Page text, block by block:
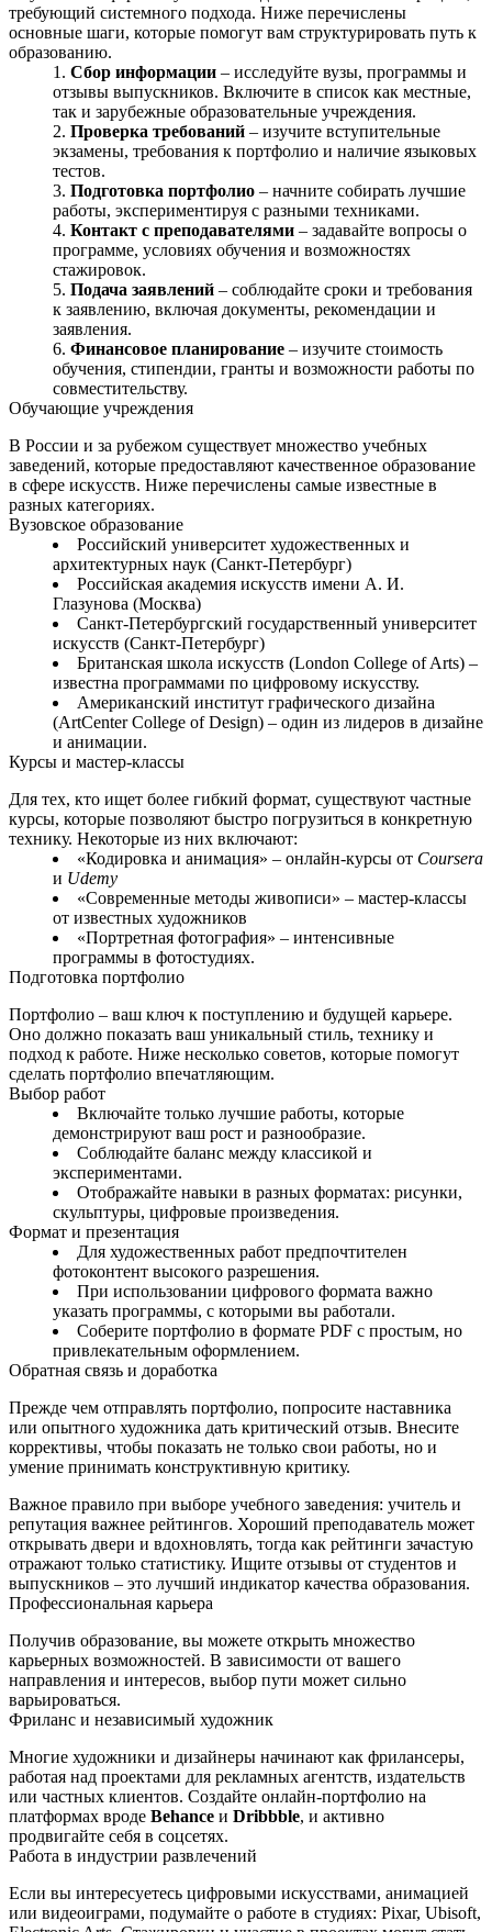
требующий системного подхода. Ниже перечислены
основные шаги, которые помогут вам структурировать путь к
образованию.
Сбор информации – исследуйте вузы, программы и
отзывы выпускников. Включите в список как местные,
так и зарубежные образовательные учреждения.
Проверка требований – изучите вступительные
экзамены, требования к портфолио и наличие языковых
тестов.
Подготовка портфолио – начните собирать лучшие
работы, экспериментируя с разными техниками.
Контакт с преподавателями – задавайте вопросы о
программе, условиях обучения и возможностях
стажировок.
Подача заявлений – соблюдайте сроки и требования
к заявлению, включая документы, рекомендации и
заявления.
Финансовое планирование – изучите стоимость
обучения, стипендии, гранты и возможности работы по
совместительству.
Обучающие учреждения
В России и за рубежом существует множество учебных
заведений, которые предоставляют качественное образование
в сфере искусств. Ниже перечислены самые известные в
разных категориях.
Вузовское образование
Российский университет художественных и
архитектурных наук (Санкт-Петербург)
Российская академия искусств имени А. И.
Глазунова (Москва)
Санкт-Петербургский государственный университет
искусств (Санкт-Петербург)
Британская школа искусств (London College of Arts) –
известна программами по цифровому искусству.
Американский институт графического дизайна
(ArtCenter College of Design) – один из лидеров в дизайне
и анимации.
Курсы и мастер‑классы
Для тех, кто ищет более гибкий формат, существуют частные
курсы, которые позволяют быстро погрузиться в конкретную
технику. Некоторые из них включают:
«Кодировка и анимация» – онлайн‑курсы от Coursera
и Udemy
«Современные методы живописи» – мастер‑классы
от известных художников
«Портретная фотография» – интенсивные
программы в фотостудиях.
Подготовка портфолио
Портфолио – ваш ключ к поступлению и будущей карьере.
Оно должно показать ваш уникальный стиль, технику и
подход к работе. Ниже несколько советов, которые помогут
сделать портфолио впечатляющим.
Выбор работ
Включайте только лучшие работы, которые
демонстрируют ваш рост и разнообразие.
Соблюдайте баланс между классикой и
экспериментами.
Отображайте навыки в разных форматах: рисунки,
скульптуры, цифровые произведения.
Формат и презентация
Для художественных работ предпочтителен
фотоконтент высокого разрешения.
При использовании цифрового формата важно
указать программы, с которыми вы работали.
Соберите портфолио в формате PDF с простым, но
привлекательным оформлением.
Обратная связь и доработка
Прежде чем отправлять портфолио, попросите наставника
или опытного художника дать критический отзыв. Внесите
коррективы, чтобы показать не только свои работы, но и
умение принимать конструктивную критику.
Важное правило при выборе учебного заведения: учитель и
репутация важнее рейтингов. Хороший преподаватель может
открывать двери и вдохновлять, тогда как рейтинги зачастую
отражают только статистику. Ищите отзывы от студентов и
выпускников – это лучший индикатор качества образования.
Профессиональная карьера
Получив образование, вы можете открыть множество
карьерных возможностей. В зависимости от вашего
направления и интересов, выбор пути может сильно
варьироваться.
Фриланс и независимый художник
Многие художники и дизайнеры начинают как фрилансеры,
работая над проектами для рекламных агентств, издательств
или частных клиентов. Создайте онлайн‑портфолио на
платформах вроде Behance и Dribbble, и активно
продвигайте себя в соцсетях.
Работа в индустрии развлечений
Если вы интересуетесь цифровыми искусствами, анимацией
или видеоиграми, подумайте о работе в студиях: Pixar, Ubisoft,